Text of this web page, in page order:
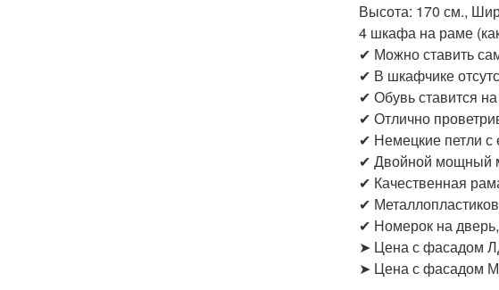
Высота: 170 см.,
4 шкафа на раме
✔ Можно ставить
✔ В шкафчике
✔ Обувь ставится
✔ Отлично
✔ Немецкие петли с
✔ Двойной мощный
✔ Качественная
✔
✔ Номерок на
➤ Цена с фасадом
➤ Цена с фасадом